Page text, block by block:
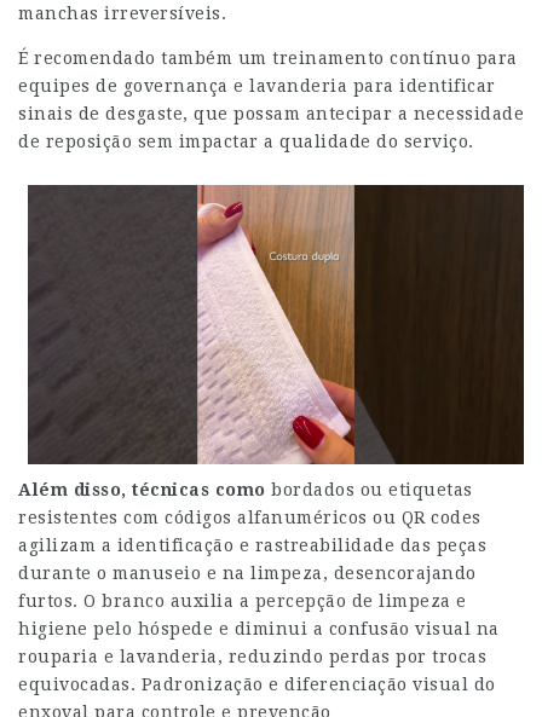
manchas irreversíveis.
É recomendado também um treinamento contínuo para
equipes de governança e lavanderia para identificar
sinais de desgaste, que possam antecipar a necessidade
de reposição sem impactar a qualidade do serviço.
Além disso, técnicas como bordados ou etiquetas
resistentes com códigos alfanuméricos ou QR codes
agilizam a identificação e rastreabilidade das peças
durante o manuseio e na limpeza, desencorajando
furtos. O branco auxilia a percepção de limpeza e
higiene pelo hóspede e diminui a confusão visual na
rouparia e lavanderia, reduzindo perdas por trocas
equivocadas. Padronização e diferenciação visual do
enxoval para controle e prevenção